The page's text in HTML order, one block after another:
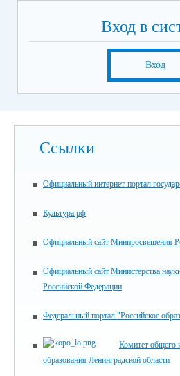
Вход в
Вход
Ссылки
Официальный интернет-портал
Культура.рф
Официальный сайт Минпросвещения
Официальный сайт Министерства
Российской Федерации
Федеральный портал "Российское
Комитет общего
образования Ленинградской области